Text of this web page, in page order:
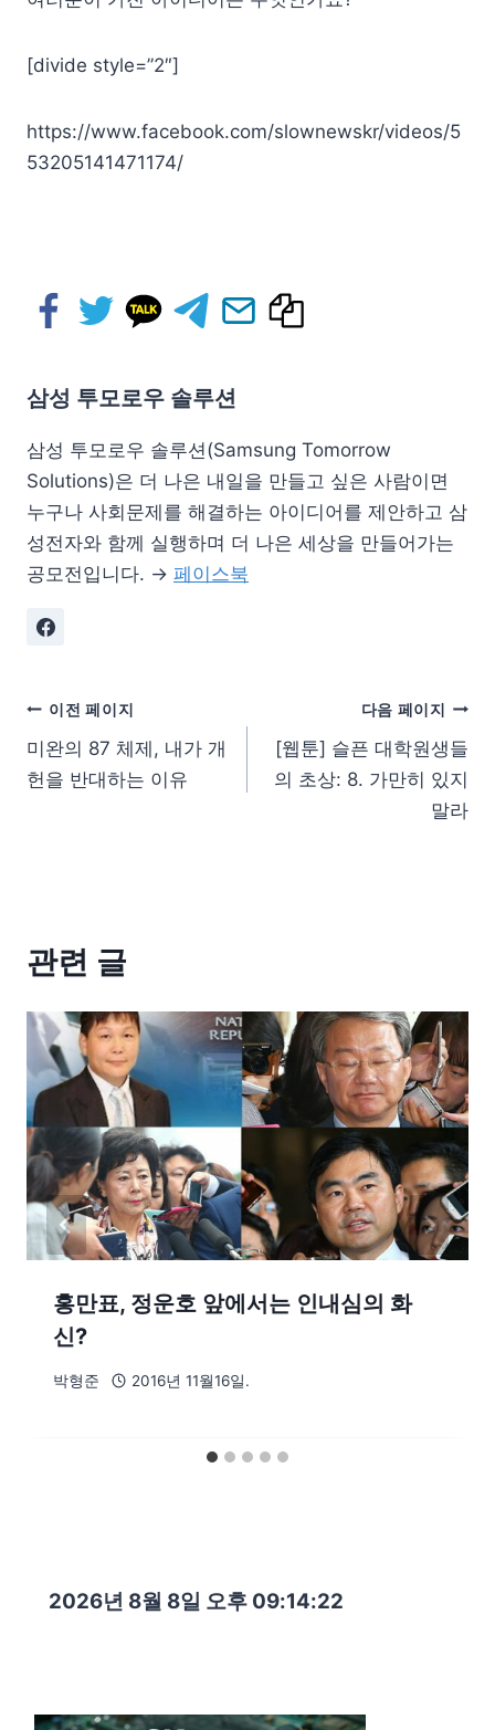
[divide style=”2″]
https://www.facebook.com/slownewskr/videos/5
53205141471174/
삼성 투모로우 솔루션
삼성 투모로우 솔루션(Samsung Tomorrow
Solutions)은 더 나은 내일을 만들고 싶은 사람이면
누구나 사회문제를 해결하는 아이디어를 제안하고 삼
성전자와 함께 실행하며 더 나은 세상을 만들어가는
공모전입니다. → 페이스북
이전 페이지
미완의 87 체제, 내가 개
헌을 반대하는 이유
다음 페이지
[웹툰] 슬픈 대학원생들
의 초상: 8. 가만히 있지
말라
관련 글
홍만표, 정운호 앞에서는 인내심의 화
신?
박형준 2016년 11월16일.
2026년 8월 8일 오후 09:14:23